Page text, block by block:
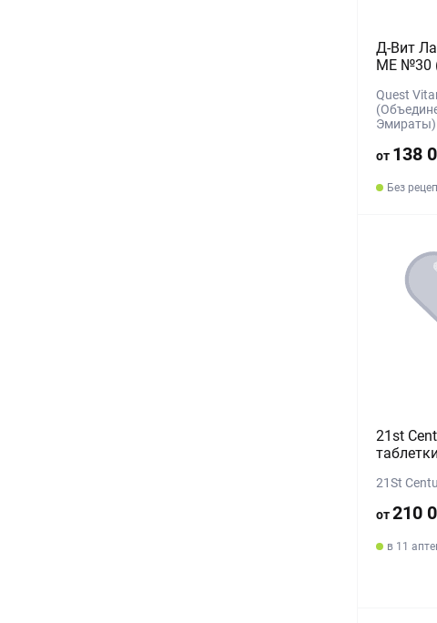
Д-Вит
МЕ №30
Quest
Эмираты)
от 138
Без
21st
21St
от210
в 11